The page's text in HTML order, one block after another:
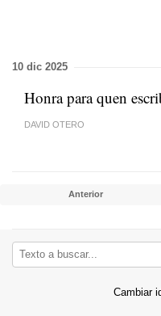
10 dic 2025
Honra para quen
DAVID OTERO
Anterior
Cambiar